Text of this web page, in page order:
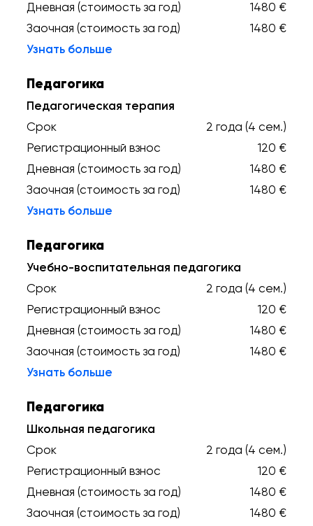
Дневная (стоимость за год)
1480 €
Заочная (стоимость за год)
1480 €
Узнать больше
Педагогика
Педагогическая терапия
Срок
2 года (4 сем.)
Регистрационный взнос
120 €
Дневная (стоимость за год)
1480 €
Заочная (стоимость за год)
1480 €
Узнать больше
Педагогика
Учебно-воспитательная педагогика
Срок
2 года (4 сем.)
Регистрационный взнос
120 €
Дневная (стоимость за год)
1480 €
Заочная (стоимость за год)
1480 €
Узнать больше
Педагогика
Школьная педагогика
Срок
2 года (4 сем.)
Регистрационный взнос
120 €
Дневная (стоимость за год)
1480 €
Заочная (стоимость за год)
1480 €